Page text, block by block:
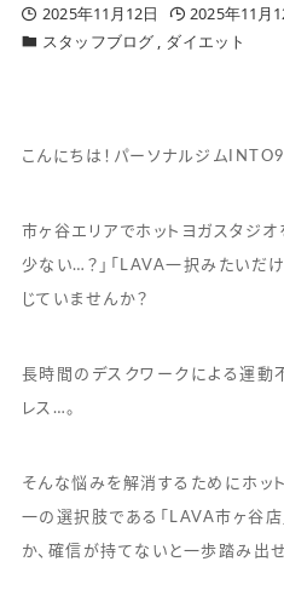
2025年11月12日
2025年11月
スタッフブログ
ダイエット
こんにちは！パーソナルジムINTO9
市ヶ谷エリアでホットヨガスタジ
少ない…？」「LAVA一択みたいだ
じていませんか？
長時間のデスクワークによる運動
レス…。
そんな悩みを解消するためにホッ
一の選択肢である「LAVA市ヶ谷
か、確信が持てないと一歩踏み出